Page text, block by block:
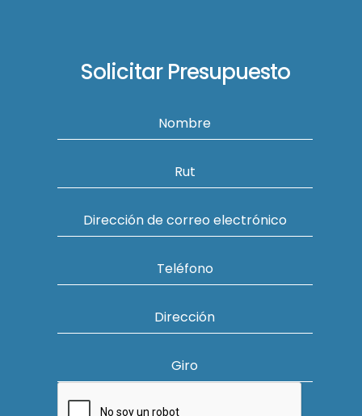
Solicitar Presupuesto
Nombre
Rut
Dirección de correo electrónico
Teléfono
Dirección
Giro